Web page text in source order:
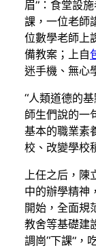
眉”：食堂設
課，一位老師
位數學老師上
備教案；上自
迷手機、無心
“人類道德的
師生們說的一
基本的職業素
校、改變學校
上任之后，陳
中的辦學精神
開始，全面規
教舍等基礎建
調崗“下課”，